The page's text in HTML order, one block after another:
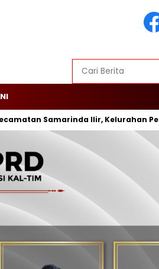
Samarinda Ilir, Kelurahan Pelita